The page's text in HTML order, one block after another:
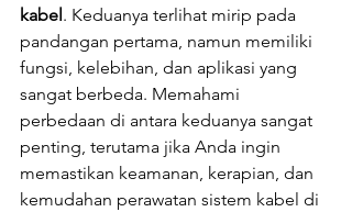
kabel. Keduanya terlihat mirip pada
pandangan pertama, namun memiliki
fungsi, kelebihan, dan aplikasi yang
sangat berbeda. Memahami
perbedaan di antara keduanya sangat
penting, terutama jika Anda ingin
memastikan keamanan, kerapian, dan
kemudahan perawatan sistem kabel di